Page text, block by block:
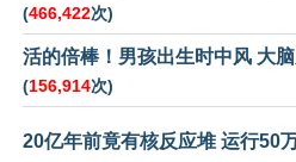
(466,422次)
活的倍棒！男孩出生时中风 大
(156,914次)
20亿年前竟有核反应堆 运行50